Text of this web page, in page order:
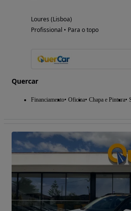
Loures (Lisboa)
Profissional • Para o topo
Quercar
Financiamento Oficina Chapa e Pintura